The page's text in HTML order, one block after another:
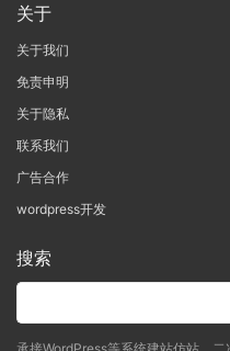
关于
关于我们
免责申明
关于隐私
联系我们
广告合作
wordpress开发
搜索